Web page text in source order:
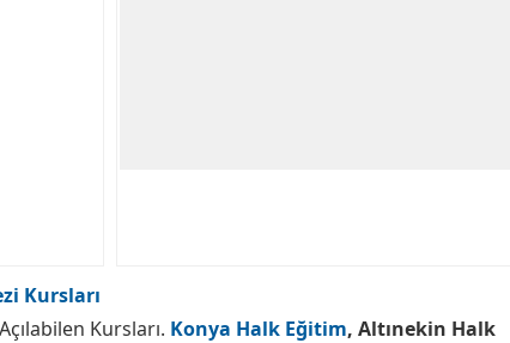
Kursları
Kursları. Konya Halk Eğitim, Altınekin Halk